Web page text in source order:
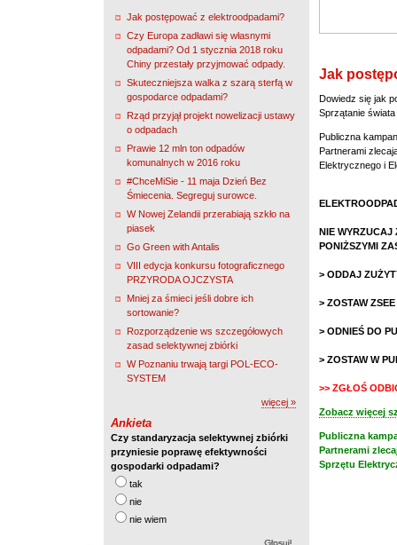
Jak postępować z elektroodpadami?
Czy Europa zadławi się własnymi
odpadami? Od 1 stycznia 2018 roku
Chiny przestały przyjmować odpady.
Skuteczniejsza walka z szarą sterfą w
gospodarce odpadami?
Rząd przyjął projekt nowelizacji ustawy
o odpadach
Prawie 12 mln ton odpadów
komunalnych w 2016 roku
#ChceMiSie - 11 maja Dzień Bez
Śmiecenia. Segreguj surowce.
W Nowej Zelandii przerabiają szkło na
piasek
Go Green with Antalis
VIII edycja konkursu fotograficznego
PRZYRODA OJCZYSTA
Mniej za śmieci jeśli dobre ich
sortowanie?
Rozporządzenie ws szczegółowych
zasad selektywnej zbiórki
W Poznaniu trwają targi POL-ECO-
SYSTEM
więcej »
Ankieta
Czy standaryzacja selektywnej zbiórki
przyniesie poprawę efektywności
gospodarki odpadami?
tak
nie
nie wiem
Jak
Dowiedz się jak
Sprzątanie
Publiczna
Partnerami
Elektrycznego i
NIE WYRZUCAJ
PONIŻSZYMI
> ODDAJ
> ZOSTAW
> ODNIEŚ DO
> ZOSTAW W
>> ZGŁOŚ
Zobacz więcej
Publiczna
Partnerami
Sprzętu